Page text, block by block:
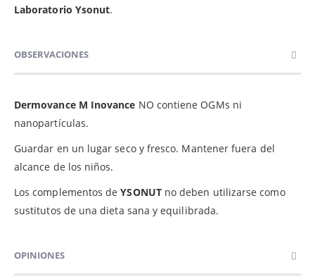
Laboratorio Ysonut.
OBSERVACIONES
Dermovance M Inovance NO contiene OGMs ni
nanopartículas.
Guardar en un lugar seco y fresco. Mantener fuera del
alcance de los niños.
Los complementos deYSONUTno deben utilizarse como
sustitutos de una dieta sana y equilibrada.
OPINIONES